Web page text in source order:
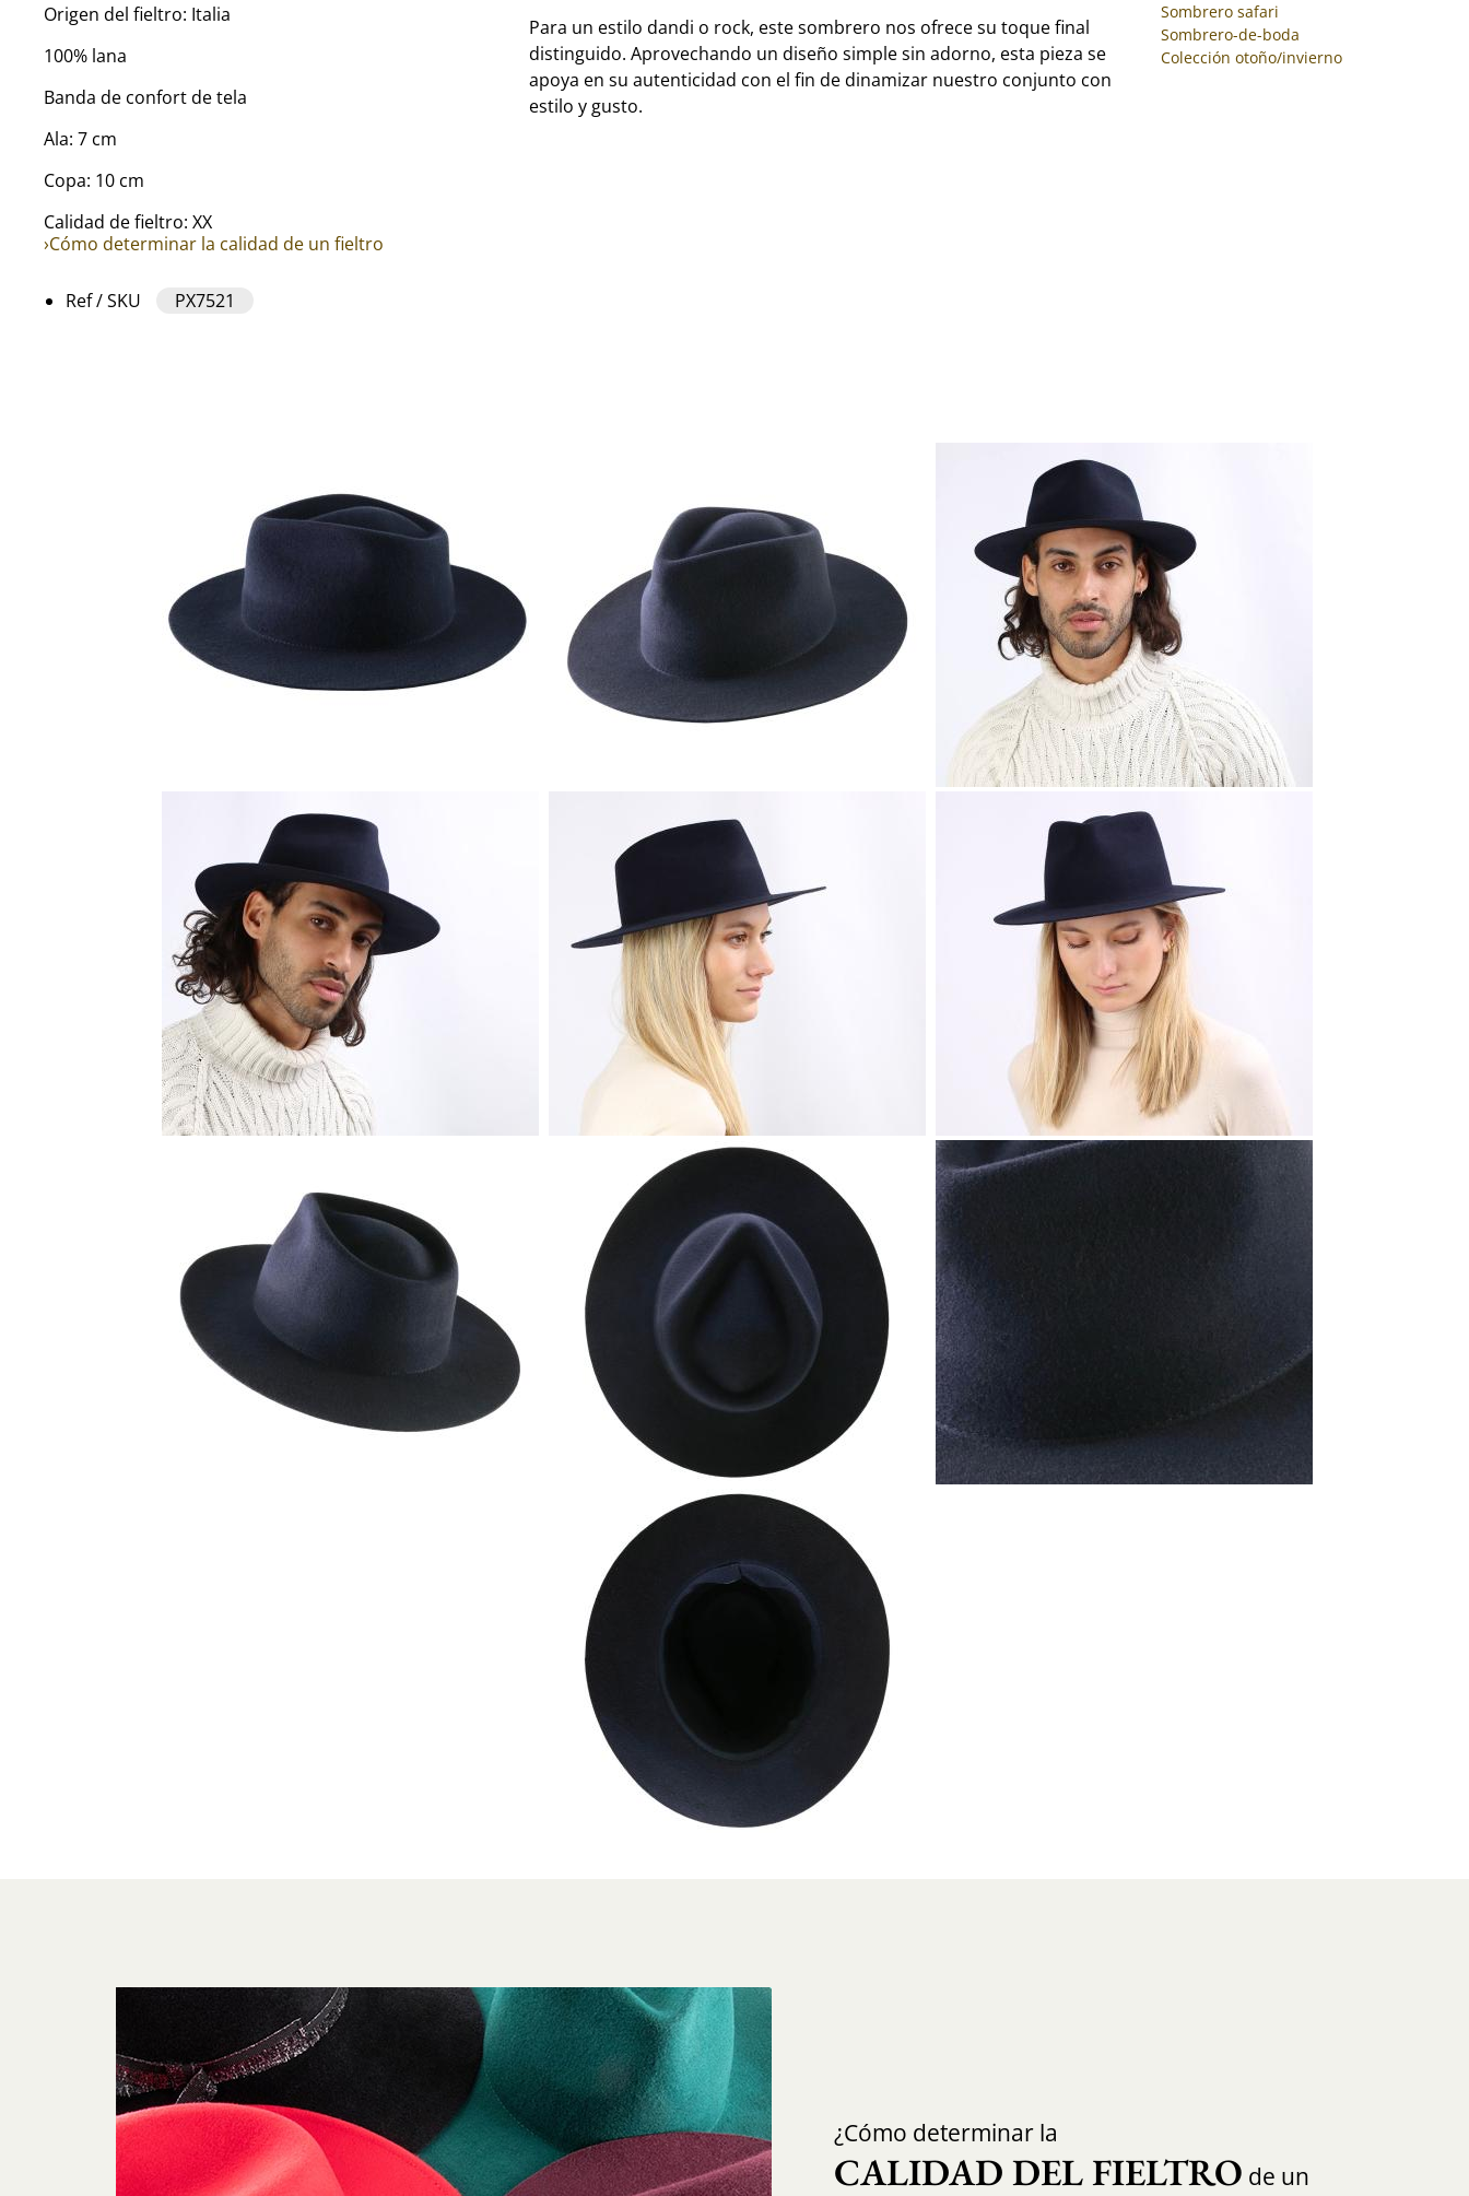
Origen del fieltro: Italia
100% lana
Banda de confort de tela
Ala: 7 cm
Copa: 10 cm
Calidad de fieltro: XX
›Cómo determinar la calidad de un fieltro
Ref / SKU PX7521
Para un estilo dandi o rock, este sombrero nos ofrece su toque final
distinguido. Aprovechando un diseño simple sin adorno, esta pieza se
apoya en su autenticidad con el fin de dinamizar nuestro conjunto con
estilo y gusto.
Sombrero safari
Sombrero-de-boda
Colección otoño/invierno
¿Cómo determinar la
CALIDAD DEL FIELTRO de un